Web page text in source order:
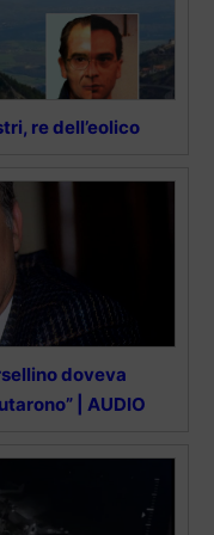
re dell’eolico
doveva
| AUDIO